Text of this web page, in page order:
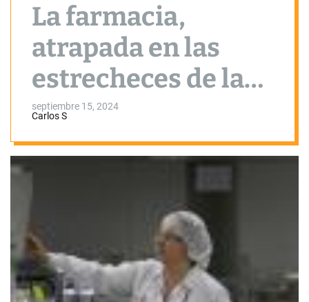
La farmacia,
atrapada en las
estrecheces de las
cuentas públicas
septiembre 15, 2024
Carlos S